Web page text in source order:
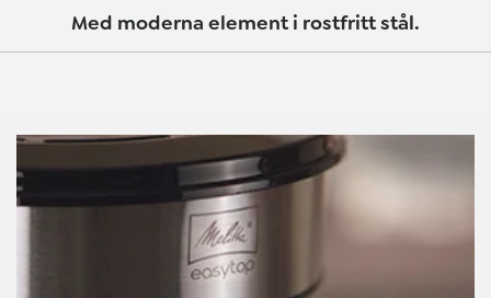
Med moderna element i rostfritt stål.